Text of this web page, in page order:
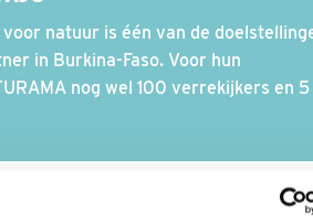
natuur is één van de
in Burkina-Faso. Voor hun
nog wel 100 verrekijkers en 5